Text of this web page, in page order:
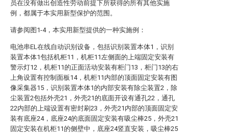
员在没有做出创造性劳动前提下所获得的所有其他实施
例，都属于本实用新型保护的范围。
请参阅图1-4，本实用新型提供的一种实施例：
电池串EL在线自动识别设备，包括识别装置本体1，识别
装置本体1包括机柜11，机柜11左侧面的上端固定安装有
警示灯12，机柜11的正面活动安装有柜门13，柜门13的右
上角设置有控制面板14，机柜11内部的顶面固定安装有图
像采集器15，识别装置本体1的内部安装有除尘装置2，除
尘装置2包括外壳21，外壳21的底面开设有通孔22，通孔
22内部的上端设置有密封刷23，外壳21内部的顶面固定安
装有底座24，底座24的底面固定安装有吸尘棒25，外壳21
固定安装在机柜11的侧壁中，底座24竖直安装，吸尘棒25